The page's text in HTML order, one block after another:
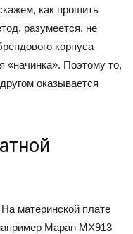
как прошить
разумеется, не
корпуса
«начинка». Поэтому то,
оказывается
материнской плате
Mapan MX913